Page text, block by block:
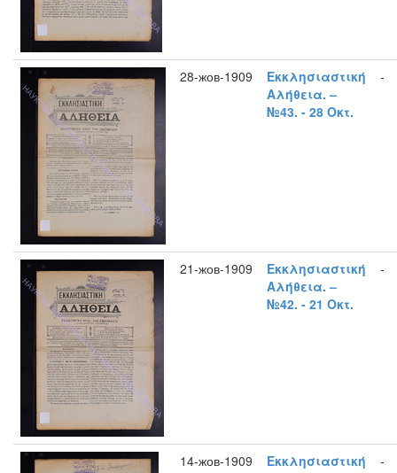
28-жов-1909
Εκκλησιαστική
Αλήθεια. –
№43. - 28 Οκτ.
-
21-жов-1909
Εκκλησιαστική
Αλήθεια. –
№42. - 21 Οκτ.
-
14-жов-1909
Εκκλησιαστική
-